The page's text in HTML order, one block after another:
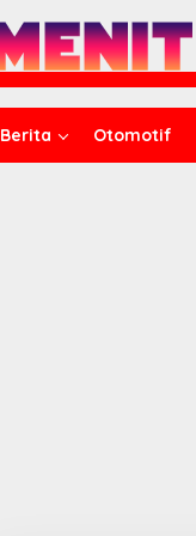
Berita Otomotif